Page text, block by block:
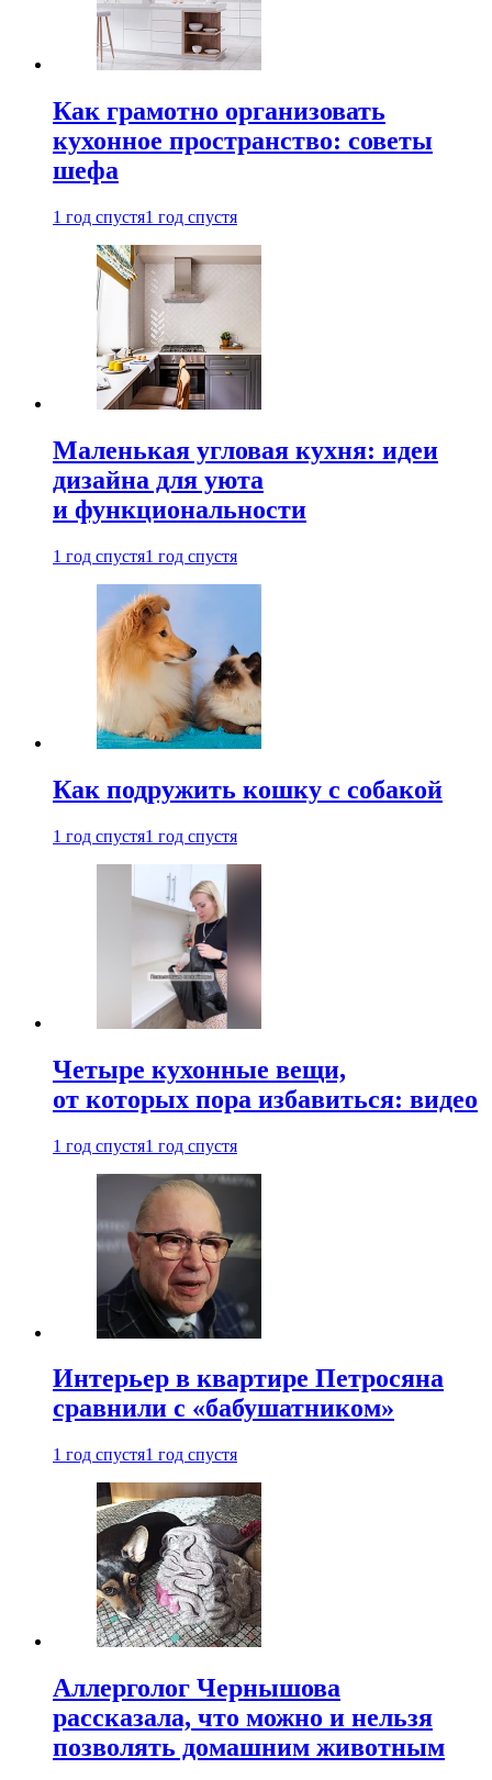
Как грамотно организовать
кухонное пространство: советы
шефа
1 год спустя1 год спустя
Маленькая угловая кухня: идеи
дизайна для уюта
и функциональности
1 год спустя1 год спустя
Как подружить кошку с собакой
1 год спустя1 год спустя
Четыре кухонные вещи,
от которых пора избавиться: видео
1 год спустя1 год спустя
Интерьер в квартире Петросяна
сравнили с «бабушатником»
1 год спустя1 год спустя
Аллерголог Чернышова
рассказала, что можно и нельзя
позволять домашним животным